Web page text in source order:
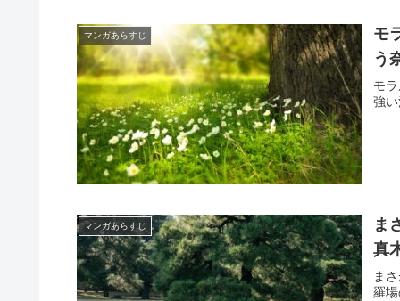
マンガあらすじ
モ
う
モ
強
マンガあらすじ
ま
真
ま
羅